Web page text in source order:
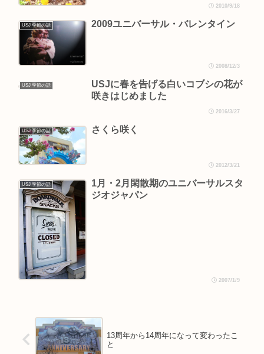
2010/9/18
USJ 季節の話 2009ユニバーサル・バレンタイン
2008/12/3
USJ 季節の話
USJに春を告げる白いコブシの花が
咲きはじめました
2016/3/27
USJ 季節の話 さくら咲く
2012/3/21
USJ 季節の話
1月・2月閑散期のユニバーサルスタ
ジオジャパン
2007/1/9
13周年から14周年になって変わったこ
と